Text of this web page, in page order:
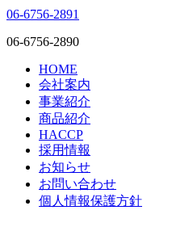
06-6756-2891
06-6756-2890
HOME
会社案内
事業紹介
商品紹介
HACCP
採用情報
お知らせ
お問い合わせ
個人情報保護方針